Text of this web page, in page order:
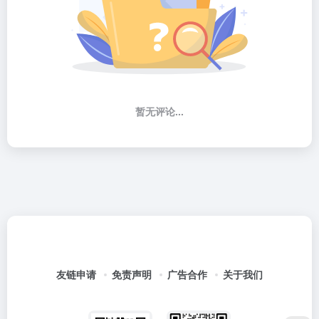
暂无评论...
友链申请 免责声明 广告合作 关于我们